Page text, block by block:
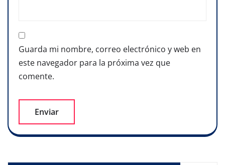
Guarda mi nombre, correo electrónico y web en
este navegador para la próxima vez que
comente.